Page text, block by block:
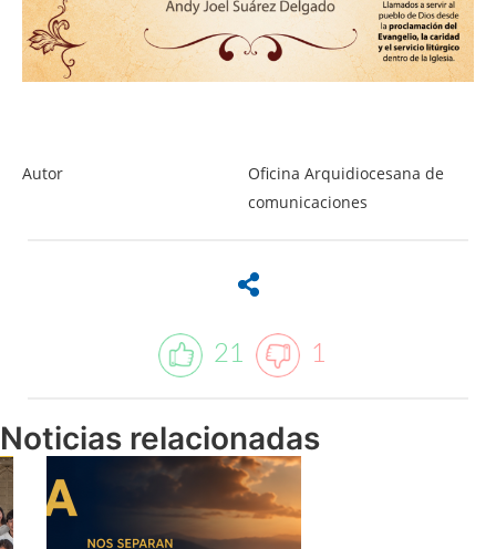
Autor
Oficina Arquidiocesana de
comunicaciones
21 1
Noticias relacionadas